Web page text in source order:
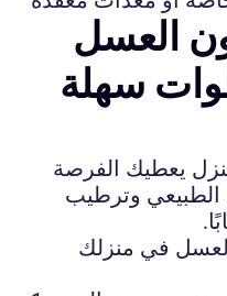
العسل
سهلة
يعطيك الفرصة
الطبيعي وترطيب
في منزلك